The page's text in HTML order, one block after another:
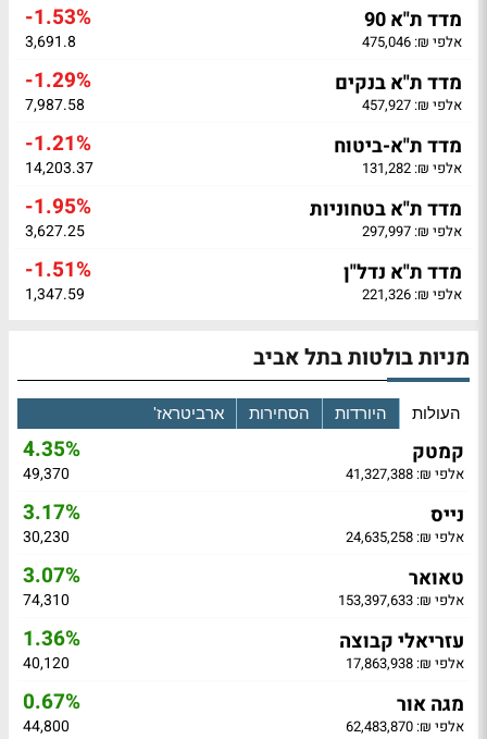
מדד ת"א 90 -1.53%
אלפי ₪: 475,046 3,691.8
מדד ת"א בנקים -1.29%
אלפי ₪: 457,927 7,987.58
מדד ת"א-ביטוח -1.21%
אלפי ₪: 131,282 14,203.37
מדד ת"א בטחוניות -1.95%
אלפי ₪: 297,997 3,627.25
מדד ת"א נדל"ן -1.51%
אלפי ₪: 221,326 1,347.59
מניות בולטות בתל אביב
העולות היורדות הסחירות ארביטראז'
קמטק 4.35%
אלפי ₪: 41,327,388 49,370
נייס 3.17%
אלפי ₪: 24,635,258 30,230
טאואר 3.07%
אלפי ₪: 153,397,633 74,310
עזריאלי קבוצה 1.36%
אלפי ₪: 17,863,938 40,120
מגה אור 0.67%
אלפי ₪: 62,483,870 44,800